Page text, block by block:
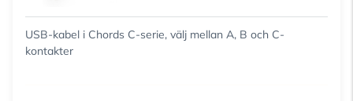
USB-kabel i Chords C-serie, välj mellan A, B och C-
kontakter